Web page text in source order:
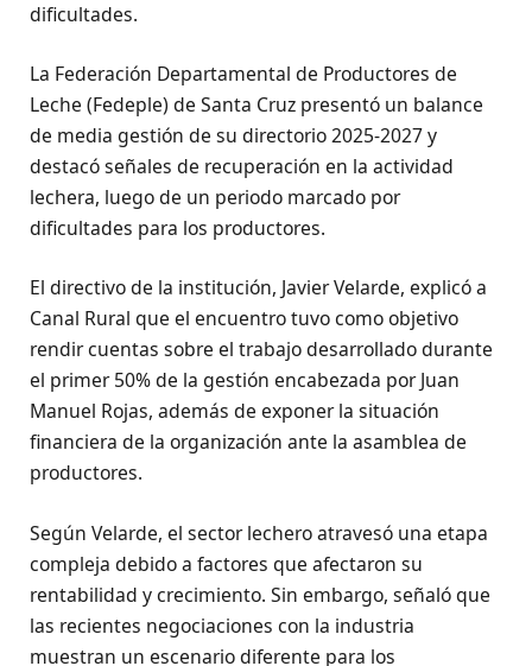
dificultades.
La Federación Departamental de Productores de
Leche (Fedeple) de Santa Cruz presentó un balance
de media gestión de su directorio 2025-2027 y
destacó señales de recuperación en la actividad
lechera, luego de un periodo marcado por
dificultades para los productores.
El directivo de la institución, Javier Velarde, explicó a
Canal Rural que el encuentro tuvo como objetivo
rendir cuentas sobre el trabajo desarrollado durante
el primer 50% de la gestión encabezada por Juan
Manuel Rojas, además de exponer la situación
financiera de la organización ante la asamblea de
productores.
Según Velarde, el sector lechero atravesó una etapa
compleja debido a factores que afectaron su
rentabilidad y crecimiento. Sin embargo, señaló que
las recientes negociaciones con la industria
muestran un escenario diferente para los